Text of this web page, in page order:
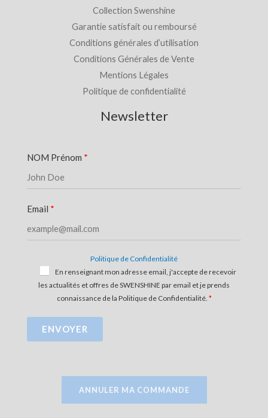
Collection Swenshine
Garantie satisfait ou remboursé
Conditions générales d’utilisation
Conditions Générales de Vente
Mentions Légales
Politique de confidentialité
Newsletter
NOM Prénom
Email
Politique de Confidentialité
En renseignant mon adresse email, j'accepte de recevoir
les actualités et offres de SWENSHINE par email et je prends
connaissance de la Politique de Confidentialité.
ENVOYER
ANNULER MA COMMANDE